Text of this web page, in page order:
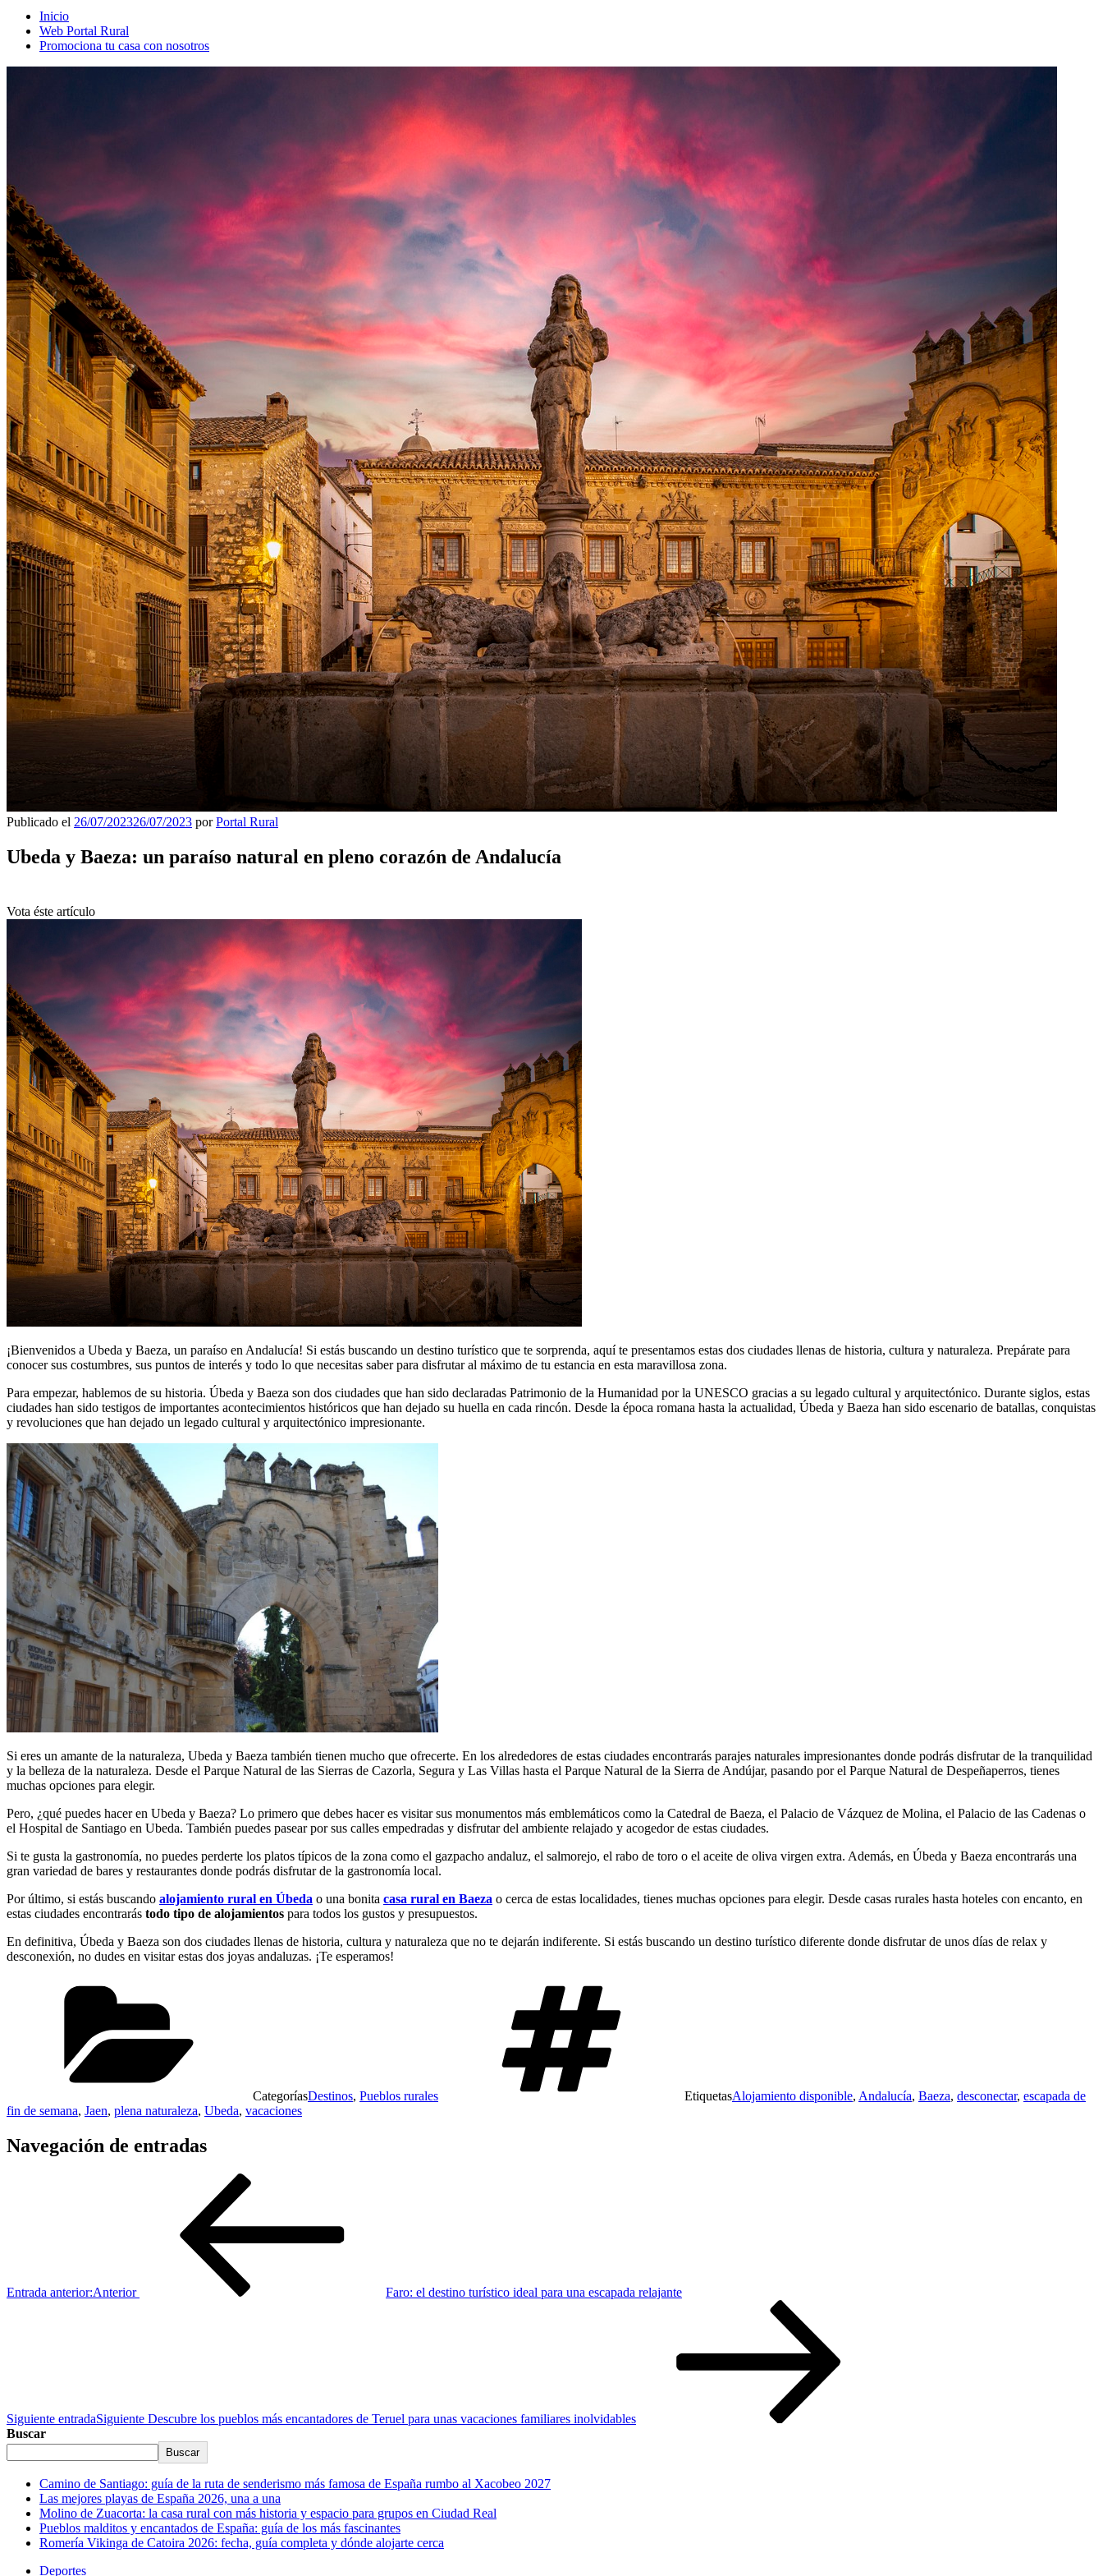
Inicio
Web Portal Rural
Promociona tu casa con nosotros
Publicado el 26/07/202326/07/2023 porPortal Rural
Ubeda y Baeza: un paraíso natural en pleno corazón de Andalucía
Vota éste artículo
¡Bienvenidos a Ubeda y Baeza, un paraíso en Andalucía! Si estás buscando un destino turístico que te sorprenda, aquí te presentamos estas dos ciudades llenas de historia, cultura y naturaleza. Prepárate para
conocer sus costumbres, sus puntos de interés y todo lo que necesitas saber para disfrutar al máximo de tu estancia en esta maravillosa zona.
Para empezar, hablemos de su historia. Úbeda y Baeza son dos ciudades que han sido declaradas Patrimonio de la Humanidad por la UNESCO gracias a su legado cultural y arquitectónico. Durante siglos, estas
ciudades han sido testigos de importantes acontecimientos históricos que han dejado su huella en cada rincón. Desde la época romana hasta la actualidad, Úbeda y Baeza han sido escenario de batallas, conquistas
y revoluciones que han dejado un legado cultural y arquitectónico impresionante.
Si eres un amante de la naturaleza, Ubeda y Baeza también tienen mucho que ofrecerte. En los alrededores de estas ciudades encontrarás parajes naturales impresionantes donde podrás disfrutar de la tranquilidad
y la belleza de la naturaleza. Desde el Parque Natural de las Sierras de Cazorla, Segura y Las Villas hasta el Parque Natural de la Sierra de Andújar, pasando por el Parque Natural de Despeñaperros, tienes
muchas opciones para elegir.
Pero, ¿qué puedes hacer en Ubeda y Baeza? Lo primero que debes hacer es visitar sus monumentos más emblemáticos como la Catedral de Baeza, el Palacio de Vázquez de Molina, el Palacio de las Cadenas o
el Hospital de Santiago en Ubeda. También puedes pasear por sus calles empedradas y disfrutar del ambiente relajado y acogedor de estas ciudades.
Si te gusta la gastronomía, no puedes perderte los platos típicos de la zona como el gazpacho andaluz, el salmorejo, el rabo de toro o el aceite de oliva virgen extra. Además, en Úbeda y Baeza encontrarás una
gran variedad de bares y restaurantes donde podrás disfrutar de la gastronomía local.
Por último, si estás buscando alojamiento rural en Úbeda o una bonita casa rural en Baeza o cerca de estas localidades, tienes muchas opciones para elegir. Desde casas rurales hasta hoteles con encanto, en
estas ciudades encontrarás todo tipo de alojamientos para todos los gustos y presupuestos.
En definitiva, Úbeda y Baeza son dos ciudades llenas de historia, cultura y naturaleza que no te dejarán indiferente. Si estás buscando un destino turístico diferente donde disfrutar de unos días de relax y
desconexión, no dudes en visitar estas dos joyas andaluzas. ¡Te esperamos!
CategoríasDestinos, Pueblos rurales EtiquetasAlojamiento disponible, Andalucía, Baeza, desconectar, escapada de
fin de semana, Jaen, plena naturaleza, Ubeda, vacaciones
Navegación de entradas
Entrada anterior:Anterior Faro: el destino turístico ideal para una escapada relajante
Siguiente entradaSiguiente Descubre los pueblos más encantadores de Teruel para unas vacaciones familiares inolvidables
Buscar
Buscar
Camino de Santiago: guía de la ruta de senderismo más famosa de España rumbo al Xacobeo 2027
Las mejores playas de España 2026, una a una
Molino de Zuacorta: la casa rural con más historia y espacio para grupos en Ciudad Real
Pueblos malditos y encantados de España: guía de los más fascinantes
Romería Vikinga de Catoira 2026: fecha, guía completa y dónde alojarte cerca
Deportes